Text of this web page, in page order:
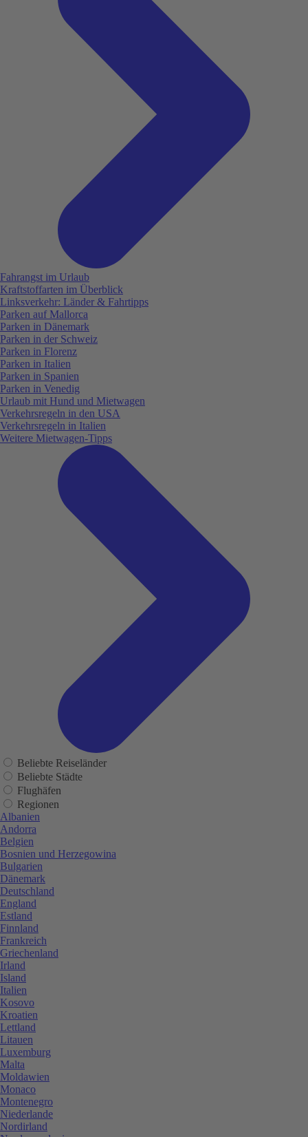
Fahrangst im Urlaub
Kraftstoffarten im Überblick
Linksverkehr: Länder & Fahrtipps
Parken auf Mallorca
Parken in Dänemark
Parken in der Schweiz
Parken in Florenz
Parken in Italien
Parken in Spanien
Parken in Venedig
Urlaub mit Hund und Mietwagen
Verkehrsregeln in den USA
Verkehrsregeln in Italien
Weitere Mietwagen-Tipps
Beliebte Reiseländer
Beliebte Städte
Flughäfen
Regionen
Albanien
Andorra
Belgien
Bosnien und Herzegowina
Bulgarien
Dänemark
Deutschland
England
Estland
Finnland
Frankreich
Griechenland
Irland
Island
Italien
Kosovo
Kroatien
Lettland
Litauen
Luxemburg
Malta
Moldawien
Monaco
Montenegro
Niederlande
Nordirland